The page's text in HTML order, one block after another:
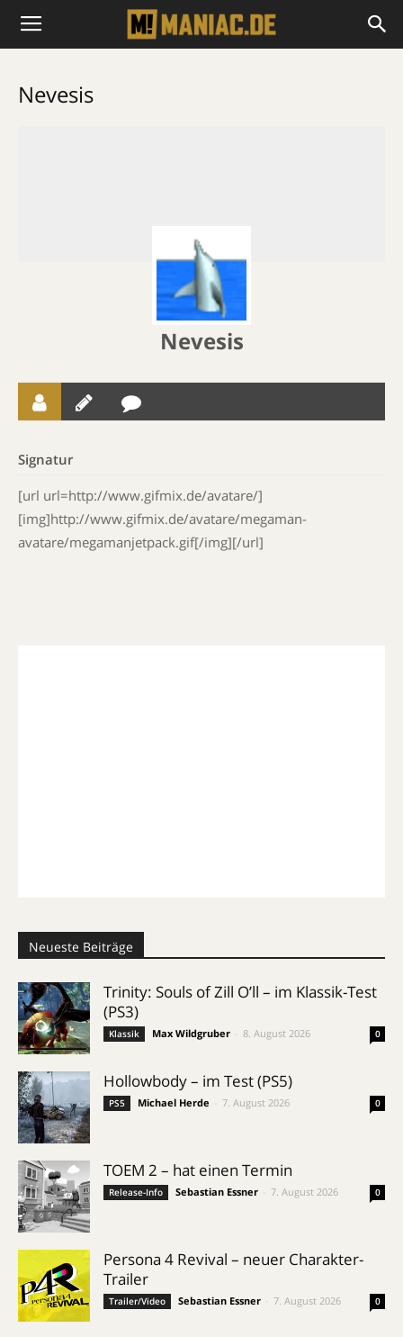
Nevesis
Nevesis
Signatur
[url url=http://www.gifmix.de/avatare/]
[img]http://www.gifmix.de/avatare/megaman-
avatare/megamanjetpack.gif[/img][/url]
Neueste Beiträge
Trinity: Souls of Zill O’ll – im Klassik-Test
(PS3)
Klassik Max Wildgruber 8. August 2026 0
Hollowbody – im Test (PS5)
PS5 Michael Herde 7. August 2026 0
TOEM 2 – hat einen Termin
Release-Info Sebastian Essner 7. August 2026 0
Persona 4 Revival – neuer Charakter-
Trailer
Trailer/Video Sebastian Essner 7. August 2026 0